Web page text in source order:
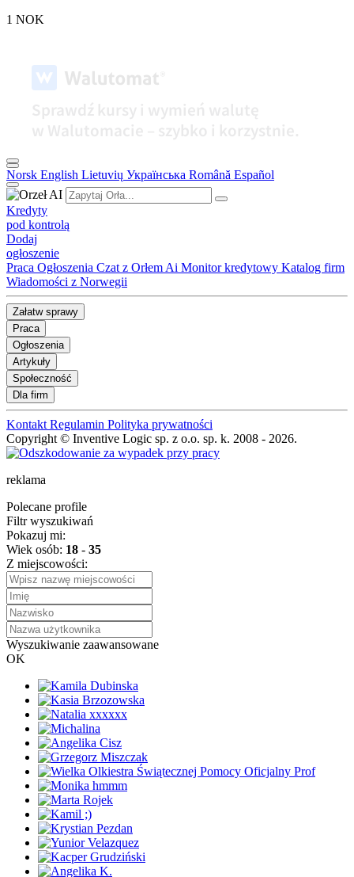
1 NOK
Norsk English Lietuvių Українська Română Español
Kredyty
pod kontrolą
Dodaj
ogłoszenie
Praca Ogłoszenia Czat z Orłem Ai Monitor kredytowy Katalog firm
Wiadomości z Norwegii
Załatw sprawy
Praca
Ogłoszenia
Artykuły
Społeczność
Dla firm
Kontakt Regulamin Polityka prywatności
Copyright © Inventive Logic sp. z o.o. sp. k. 2008 - 2026.
reklama
Polecane profile
Filtr wyszukiwań
Pokazuj mi:
Wiek osób: 18 - 35
Z miejscowości:
Wyszukiwanie zaawansowane
OK